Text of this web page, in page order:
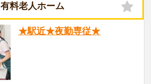
有料老人ホーム
★駅近★夜勤専従★